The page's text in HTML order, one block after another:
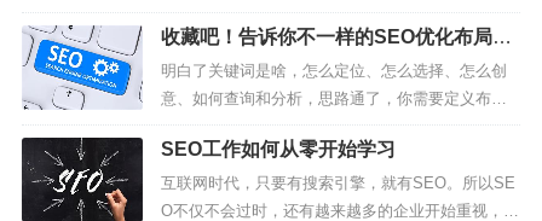
索引，你就可以使用noindex 这个中继标记，告诉G
oogle 你并不希望它索引这个页面，Google 看到noi
ndex也会知道你不要它索引这个页面。noindex 的
使用方法很简单，就是在网...
收藏吧！告诉你不一样的SEO优化布局方
法（下篇）
明白了关键词是啥，怎么定位、怎么选择、怎么创
意、如何查询和分析，思路通了，你需要定义布局
几十百来个关键词，甚至成千上万个也就是随手的
事情了。不信，举两个例子说明，比如你做了个旅
游网站，你该怎么定义你这个平台的关键词，这是
大行业、大流量的站，关键词随便就可以上百万
SEO工作如何从零开始学习
互联网时代，只要有搜索引擎，就有SEO。所以SE
O不仅不会过时，还有越来越多的企业开始重视，那